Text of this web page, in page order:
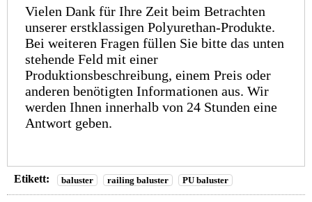
Vielen Dank für Ihre Zeit beim Betrachten
unserer erstklassigen Polyurethan-Produkte.
Bei weiteren Fragen füllen Sie bitte das unten
stehende Feld mit einer
Produktionsbeschreibung, einem Preis oder
anderen benötigten Informationen aus. Wir
werden Ihnen innerhalb von 24 Stunden eine
Antwort geben.
Etikett: baluster railing baluster PU baluster